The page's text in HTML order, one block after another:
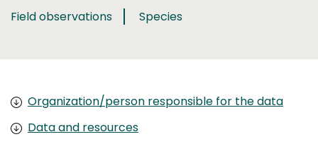
Field observations Species
Organization/person responsible for the data
Data and resources